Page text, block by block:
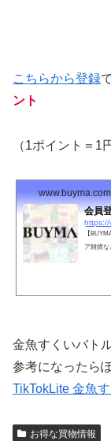
こちらから登録
ント
（1ポイント＝1
www.buyma.com
会員
https://
【
ア雑貨な
金魚すくいバト
参考になったら
TikTokLite 金魚
お得な買物情報